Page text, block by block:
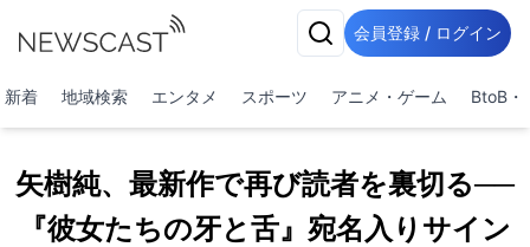
会員登録 / ログイン
新着 地域検索 エンタメ スポーツ アニメ・ゲーム BtoB・
矢樹純、最新作で再び読者を裏切る──
『彼女たちの牙と舌』宛名入りサイン